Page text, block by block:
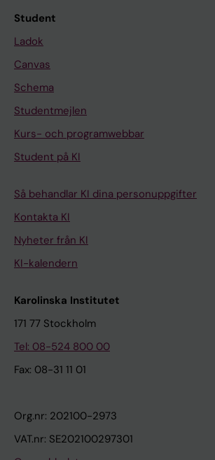
Student
Ladok
Canvas
Schema
Studentmejlen
Kurs- och programwebbar
Student på KI
Så behandlar KI dina personuppgifter
Kontakta KI
Nyheter från KI
KI-kalendern
Karolinska Institutet
171 77 Stockholm
Tel: 08-524 800 00
Fax: 08-31 11 01
Org.nr: 202100-2973
VAT.nr: SE202100297301